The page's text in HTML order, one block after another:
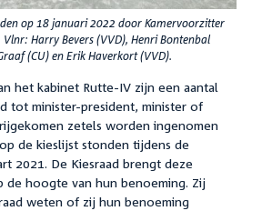
op 18 januari 2022 door Kamervoorzitter
Harry Bevers (VVD), Henri Bontenbal
(CU) en Erik Haverkort (VVD).
het kabinet Rutte-IV zijn een aantal
tot minister-president, minister of
zetels worden ingenomen
de kieslijst stonden tijdens de
2021. De Kiesraad brengt deze
de hoogte van hun benoeming. Zij
weten of zij hun benoeming